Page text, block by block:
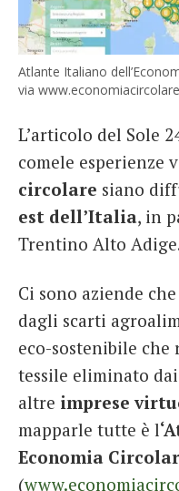
Atlante Italiano
via
L’articolo del Sole
comele esperienze
circolare siano
est dell’Italia, in
Trentino Alto
Ci sono aziende
dagli scarti
eco-sostenibile
tessile eliminato
altre imprese
mapparle tutte è l
Economia
(